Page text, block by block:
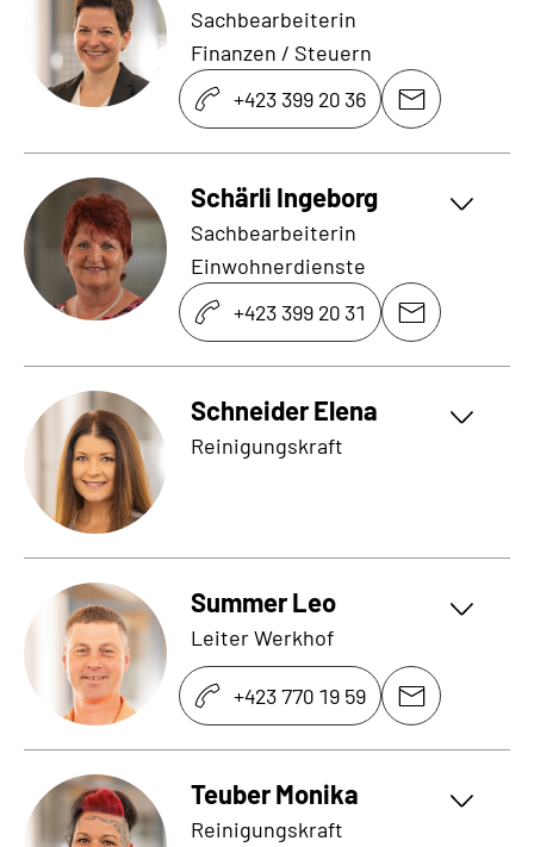
Sachbearbeiterin
Finanzen / Steuern
+423 399 20 36
Schärli Ingeborg
Sachbearbeiterin
Einwohnerdienste
+423 399 20 31
Schneider Elena
Reinigungskraft
Summer Leo
Leiter Werkhof
+423 770 19 59
Teuber Monika
Reinigungskraft